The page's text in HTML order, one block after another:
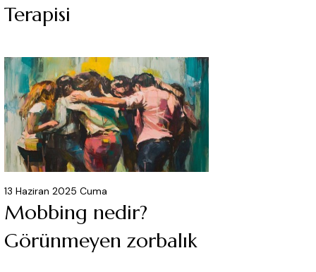
Terapisi
13 Haziran 2025 Cuma
Mobbing nedir?
Görünmeyen zorbalık